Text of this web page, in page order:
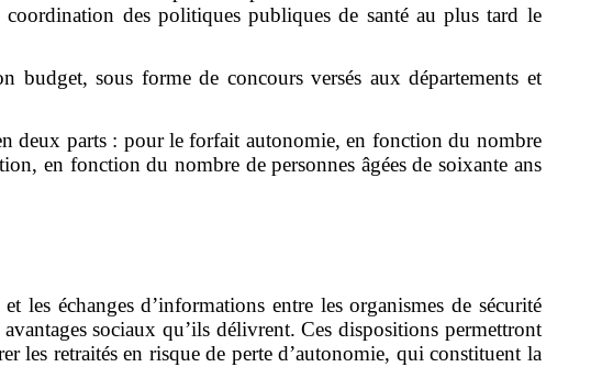
des politiques publiques de santé au plus tard le
sous forme de concours versés aux départements et
deux parts : pour le forfait autonomie, en fonction du nombre
en fonction du nombre de personnes âgées de soixante ans
échanges d’informations entre les organismes de sécurité
sociaux qu’ils délivrent. Ces dispositions permettront
les retraités en risque de perte d’autonomie, qui constituent la